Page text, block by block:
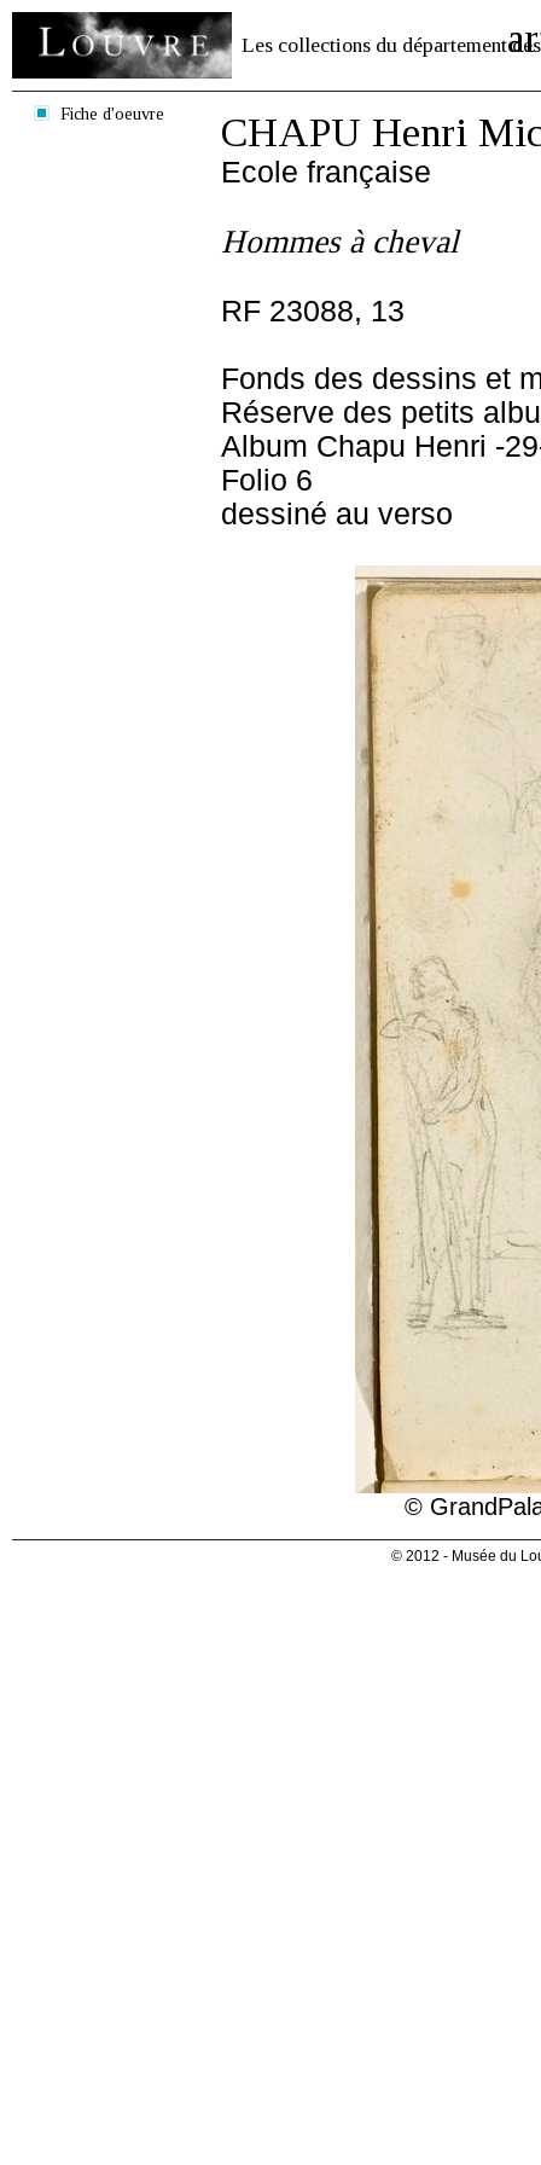
Les collections du département des
Fiche d'oeuvre CHAPU Henri
Ecole française
Hommes à cheval
RF 23088, 13
Fonds des dessins et
Réserve des petits
Album Chapu Henri -
Folio 6
dessiné au verso
©
© 2012 - Musée du